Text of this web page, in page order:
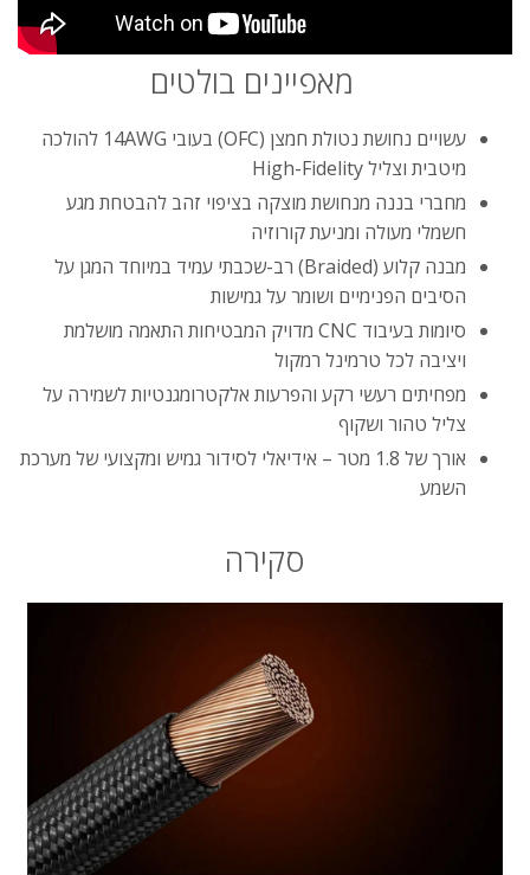
מאפיינים בולטים
עשויים נחושת נטולת חמצן (OFC) בעובי 14AWG להולכה
מיטבית וצליל High-Fidelity
מחברי בננה מנחושת מוצקה בציפוי זהב להבטחת מגע
חשמלי מעולה ומניעת קורוזיה
מבנה קלוע (Braided) רב-שכבתי עמיד במיוחד המגן על
הסיבים הפנימיים ושומר על גמישות
סיומות בעיבוד CNC מדויק המבטיחות התאמה מושלמת
ויציבה לכל טרמינל רמקול
מפחיתים רעשי רקע והפרעות אלקטרומגנטיות לשמירה על
צליל טהור ושקוף
אורך של 1.8 מטר – אידיאלי לסידור גמיש ומקצועי של מערכת
השמע
סקירה